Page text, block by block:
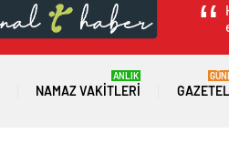
NAMAZ VAKITLERI
ANLIK